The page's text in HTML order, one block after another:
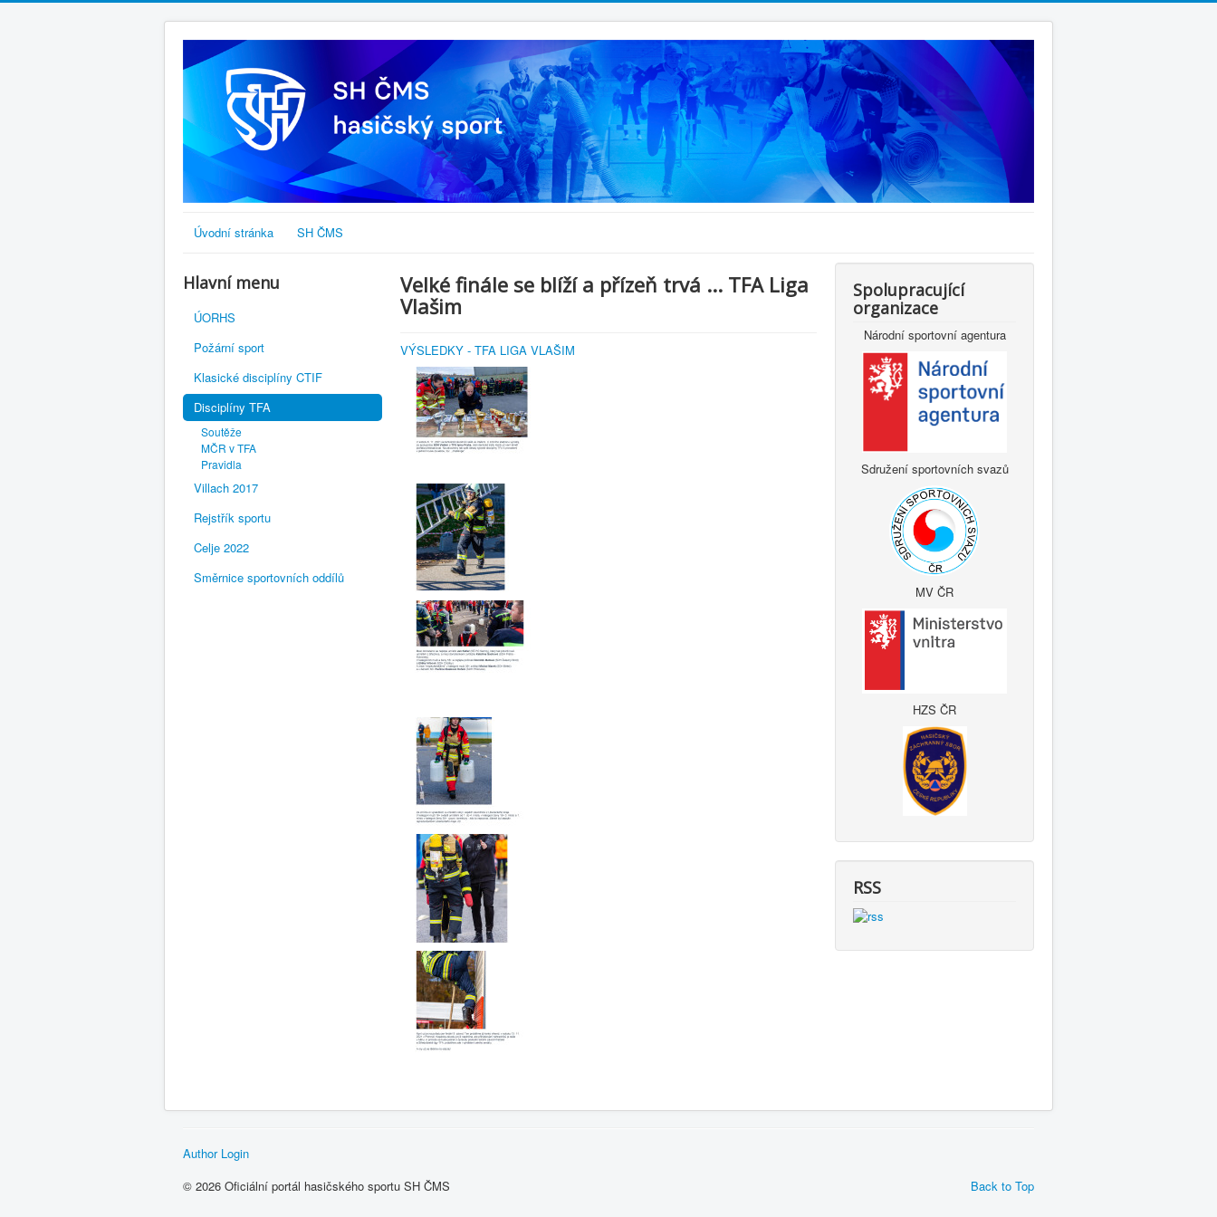
Úvodní stránka SH ČMS
Hlavní menu
ÚORHS
Požární sport
Klasické disciplíny CTIF
Disciplíny TFA
Soutěže
MČR v TFA
Pravidla
Villach 2017
Rejstřík sportu
Celje 2022
Směrnice sportovních oddílů
Velké finále se blíží a přízeň trvá ... TFA Liga
Vlašim
VÝSLEDKY - TFA LIGA VLAŠIM
Spolupracující
organizace
Národní sportovní agentura
Sdružení sportovních svazů
MV ČR
HZS ČR
RSS
Author Login
Back to Top
© 2026 Oficiální portál hasičského sportu SH ČMS